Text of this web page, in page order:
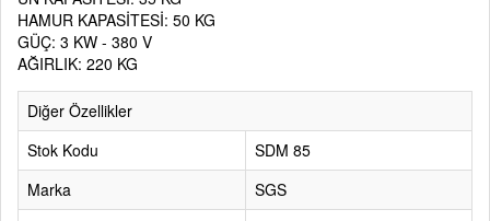
HAMUR KAPASİTESİ: 50 KG
GÜÇ: 3 KW - 380 V
AĞIRLIK: 220 KG
Diğer Özellikler
Stok Kodu
SDM 85
Marka
SGS